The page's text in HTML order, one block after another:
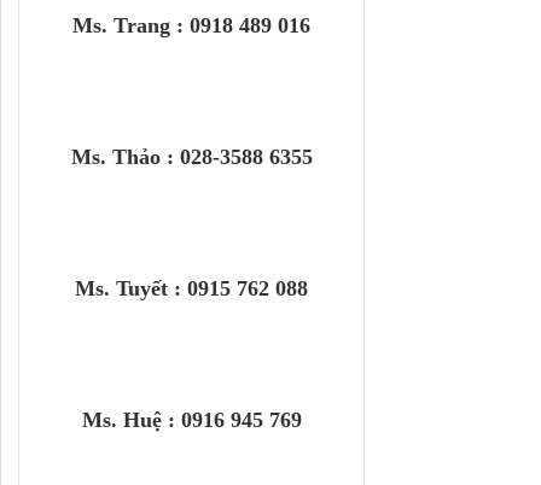
Ms. Trang : 0918 489 016
Ms. Thảo : 028-3588 6355
Ms. Tuyết : 0915 762 088
Ms. Huệ : 0916 945 769